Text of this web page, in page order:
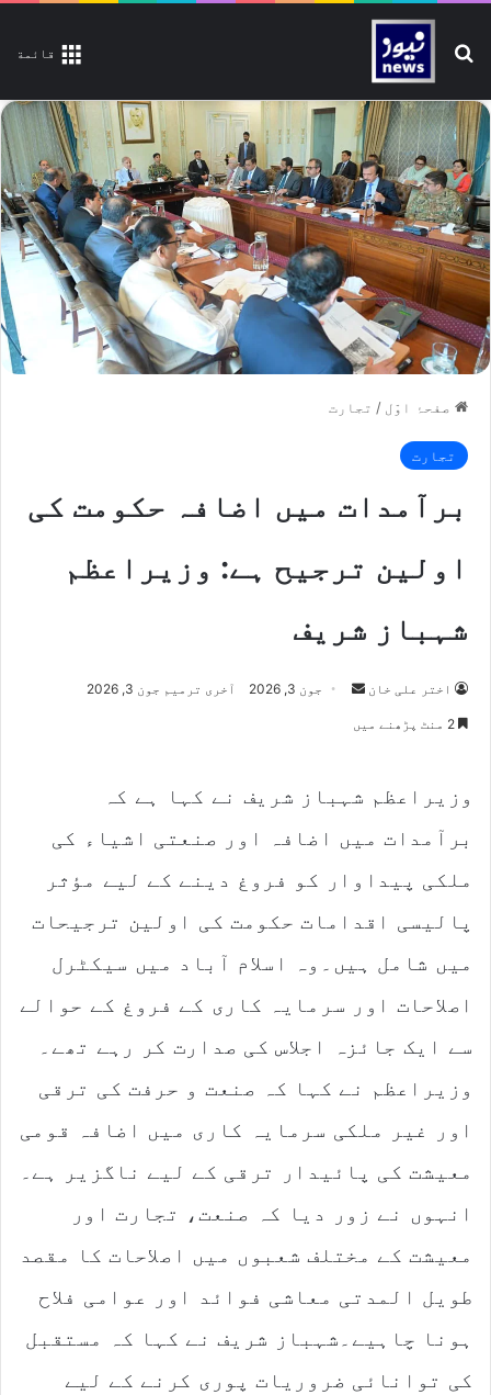
قائمة تلاش کیجیے
صفحۂ اوّل / تجارت
تجارت
برآمدات میں اضافہ حکومت کی
اولین ترجیح ہے: وزیراعظم
شہباز شریف
اختر علی خان
Send جون 3, 2026 آخری ترمیم جون 3, 2026
وزیراعظم شہباز شریف نے کہا ہے کہ
برآمدات میں اضافہ اور صنعتی اشیاء کی
ملکی پیداوار کو فروغ دینے کے لیے مؤثر
پالیسی اقدامات حکومت کی اولین ترجیحات
میں شامل ہیں۔وہ اسلام آباد میں سیکٹرل
اصلاحات اور سرمایہ کاری کے فروغ کے حوالے
سے ایک جائزہ اجلاس کی صدارت کر رہے تھے۔
وزیراعظم نے کہا کہ صنعت و حرفت کی ترقی
اور غیر ملکی سرمایہ کاری میں اضافہ قومی
معیشت کی پائیدار ترقی کے لیے ناگزیر ہے۔
انہوں نے زور دیا کہ صنعت، تجارت اور
معیشت کے مختلف شعبوں میں اصلاحات کا مقصد
طویل المدتی معاشی فوائد اور عوامی فلاح
ہونا چاہیے۔شہباز شریف نے کہا کہ مستقبل
کی توانائی ضروریات پوری کرنے کے لیے